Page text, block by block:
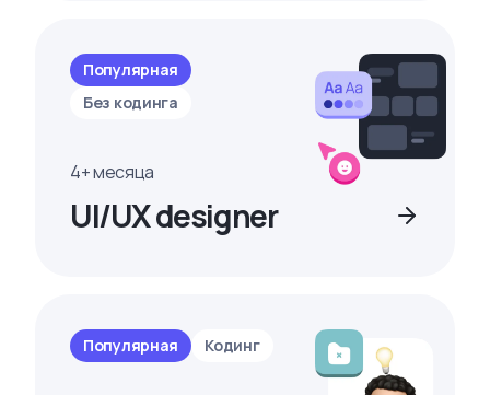
Популярная
Без кодинга
4+ месяца
UI/UX designer
Популярная Кодинг